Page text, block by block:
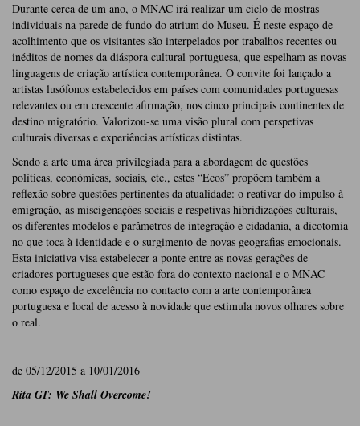
Durante cerca de um ano, o MNAC irá realizar um ciclo de mostras
individuais na parede de fundo do atrium do Museu. É neste espaço de
acolhimento que os visitantes são interpelados por trabalhos recentes ou
inéditos de nomes da diáspora cultural portuguesa, que espelham as novas
linguagens de criação artística contemporânea. O convite foi lançado a
artistas lusófonos estabelecidos em países com comunidades portuguesas
relevantes ou em crescente afirmação, nos cinco principais continentes de
destino migratório. Valorizou-se uma visão plural com perspetivas
culturais diversas e experiências artísticas distintas.
Sendo a arte uma área privilegiada para a abordagem de questões
políticas, económicas, sociais, etc., estes “Ecos” propõem também a
reflexão sobre questões pertinentes da atualidade: o reativar do impulso à
emigração, as miscigenações sociais e respetivas hibridizações culturais,
os diferentes modelos e parâmetros de integração e cidadania, a dicotomia
no que toca à identidade e o surgimento de novas geografias emocionais.
Esta iniciativa visa estabelecer a ponte entre as novas gerações de
criadores portugueses que estão fora do contexto nacional e o MNAC
como espaço de excelência no contacto com a arte contemporânea
portuguesa e local de acesso à novidade que estimula novos olhares sobre
o real.
de 05/12/2015 a 10/01/2016
Rita GT: We Shall Overcome!